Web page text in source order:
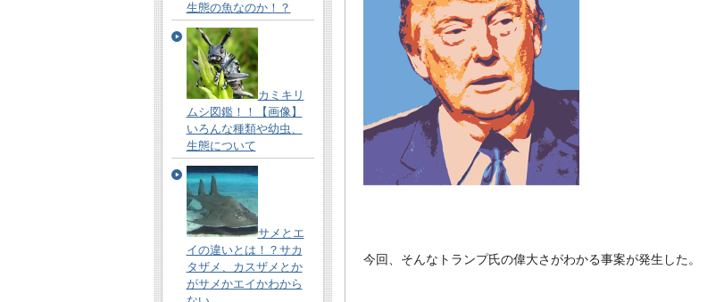
今回、そんなトランプ氏の偉大さがわかる事案が発生した。
生態の魚なのか！？
カミキリ
ムシ図鑑！！【画像】
いろんな種類や幼虫、
生態について
サメとエ
イの違いとは！？サカ
タザメ、カスザメとか
がサメかエイかわから